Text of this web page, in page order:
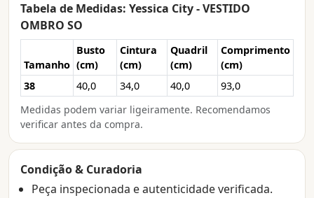
Tabela de Medidas: Yessica City - VESTIDO
OMBRO SO
Tamanho
Busto
(cm)
Cintura
(cm)
Quadril
(cm)
Comprimento
(cm)
38
40,0 34,0 40,0
93,0
Medidas podem variar ligeiramente. Recomendamos
verificar antes da compra.
Condição & Curadoria
Peça inspecionada e autenticidade verificada.